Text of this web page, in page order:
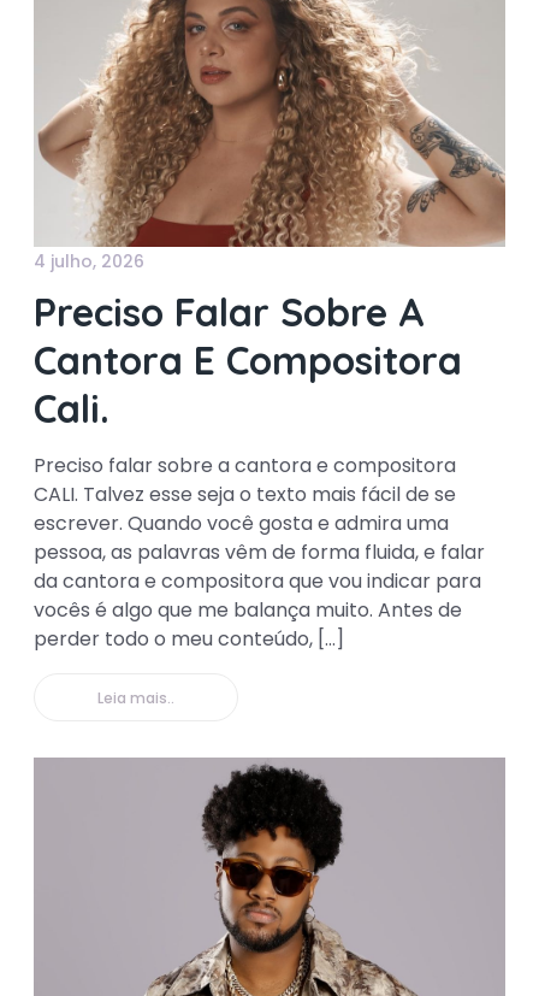
4 julho, 2026
Preciso Falar Sobre A
Cantora E Compositora
Cali.
Preciso falar sobre a cantora e compositora
CALI. Talvez esse seja o texto mais fácil de se
escrever. Quando você gosta e admira uma
pessoa, as palavras vêm de forma fluida, e falar
da cantora e compositora que vou indicar para
vocês é algo que me balança muito. Antes de
perder todo o meu conteúdo, […]
Leia mais..